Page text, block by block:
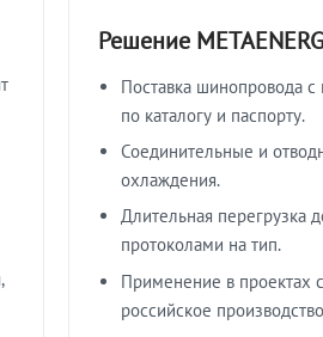
Решение
Поставка шинопровода
по каталогу и паспорту.
Соединительные и
охлаждения.
Длительная перегрузка
протоколами на тип.
Применение в проектах
российское